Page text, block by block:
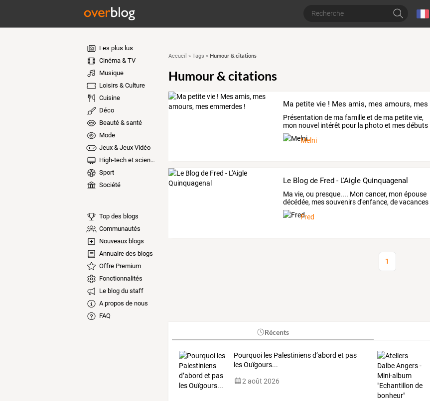
Les plus lus
Cinéma & TV
Musique
Loisirs & Culture
Cuisine
Déco
Beauté & santé
Mode
Jeux & Jeux Vidéo
High-tech et sciences
Sport
Société
Top des blogs
Communautés
Nouveaux blogs
Annuaire des blogs
Offre Premium
Fonctionnalités
Le blog du staff
A propos de nous
FAQ
Accueil » Tags » Humour & citations
Humour & citations
Présentation de ma familleet de ma petitevie,
mon nouvel intérêt pour la photoet mesdébuts
dans
Melni
Le Blog de Fred - L'Aigle Quinquagenal
Ma vie, ou presque.... Mon cancer, mon épouse
décédée, messouvenirsd'enfance, devacances
et…
Fred
1
Récents
Pourquoi les Palestiniens d’abord et pas
les Ouïgours...
2 août 2026